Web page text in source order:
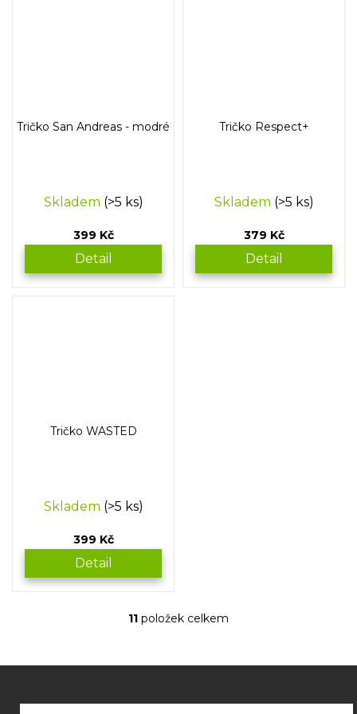
Tričko San Andreas - modré
Skladem (>5 ks)
399 Kč
Detail
Tričko Respect+
Skladem (>5 ks)
379 Kč
Detail
Tričko WASTED
Skladem (>5 ks)
399 Kč
Detail
O
á
a
11 položek celkem